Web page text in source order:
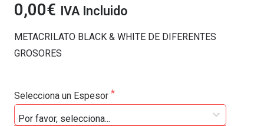
0,00€ IVA Incluido
METACRILATO BLACK & WHITE DE DIFERENTES
GROSORES
Selecciona un Espesor